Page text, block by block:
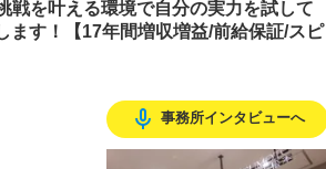
なるサービス品質の向上を目指しています。
れる「社労士診断認証制度」を取得しました。
を受け、今後も社員が働きやすい環境づくりを
、当社で将来の不安なく働いてみませんか？
戦を叶える環境で自分の実力を試して
ます！【17年間増収増益/前給保証/スピ
mic_none 事務所インタビューへ